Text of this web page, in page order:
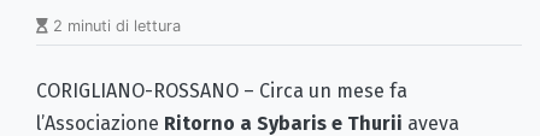
2 minuti di lettura
CORIGLIANO-ROSSANO – Circa un mese fa
l’Associazione Ritorno a Sybaris e Thurii aveva